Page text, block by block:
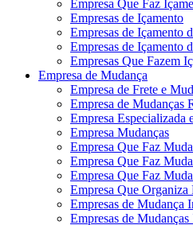
Empresa Que Faz
Empresas de Içamento
Empresas de Içamento
Empresas de Içamento
Empresas Que Fazem
Empresa de Mudança
Empresa de Frete e
Empresa de Mudanças
Empresa Especializada
Empresa Mudanças
Empresa Que Faz
Empresa Que Faz
Empresa Que Faz
Empresa Que Organiza
Empresas de Mudança
Empresas de Mudanças